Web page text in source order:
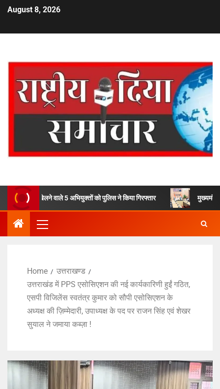
August 8, 2026
वाले 5 अभियुक्तों को पुलिस ने किया गिरफ्तार मुख्यमंत्री धामी ने
Home
उत्तराखण्ड
उत्तराखंड में PPS एसोसिएशन की नई कार्यकारिणी हुईं गठित,
एसपी विजिलेंस स्वतंत्र कुमार को सौपी एसोसिएशन के
अध्यक्ष की ज़िम्मेदारी, उपाध्यक्ष के पद पर राजन सिंह एवं शेखर
सुयाल ने जमाया कब्ज़ा !